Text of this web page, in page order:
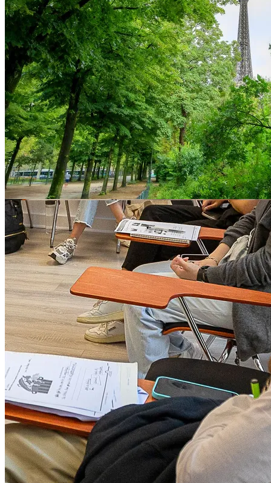
Sprogskoler i Paris
Andre byer i Frankrig